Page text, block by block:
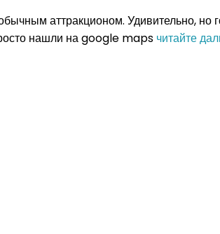
Африка
Маврикий
аттракционом. Удивительно, но
нашли на google maps читайте